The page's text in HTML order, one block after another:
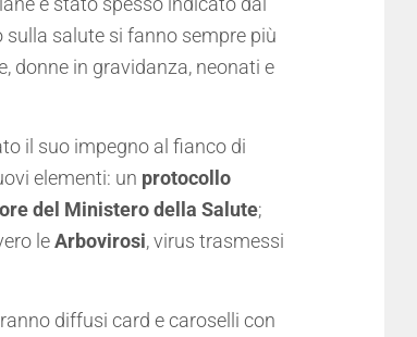
sulla salute si fanno sempre più
donne in gravidanza, neonati e
il suo impegno al fianco di
elementi: un protocollo
del Ministero della Salute;
leArbovirosi, virus trasmessi
diffusi card e caroselli con